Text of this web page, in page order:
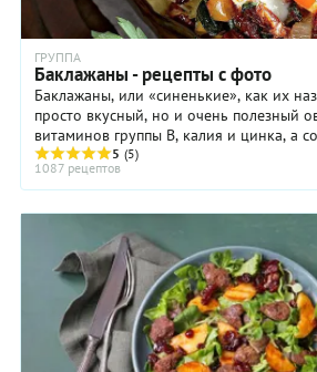
ГРУППА
Баклажаны - рецепты с фото
Баклажаны, или «синенькие», как их
просто вкусный, но и очень полезный
витаминов группы В, калия и цинка, а
обладает бактерицидными свойствами ...
5 (5)
1087 рецептов